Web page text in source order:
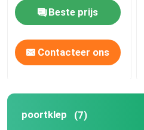
Beste prijs
Contacteer ons
poortklep (7)